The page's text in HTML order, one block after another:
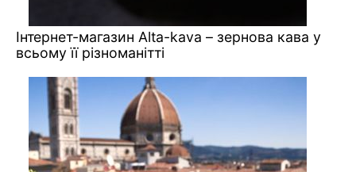
Інтернет-магазин Alta-kava – зернова кава у
всьому її різноманітті